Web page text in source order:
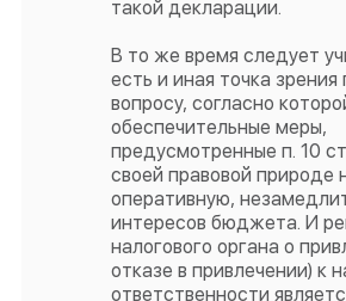
такой декларации.
В то же время следует
есть и иная точка
вопросу, согласно
обеспечительные меры,
предусмотренные п. 10
своей правовой природе
оперативную,
интересов бюджета. И
налогового органа о
отказе в привлечении) к
ответственности